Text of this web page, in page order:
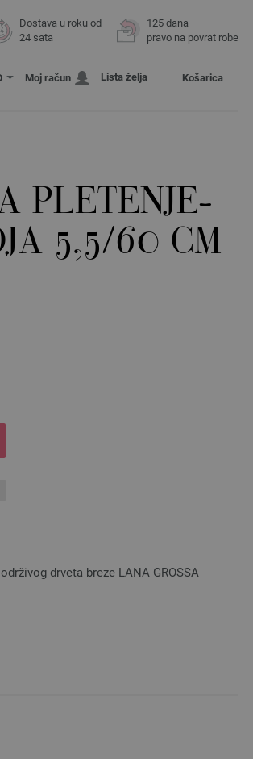
Dostava u roku od
24 sata
125 dana
pravo na povrat robe
Moj račun Lista želja Košarica
PLETENJE-
5,5/60 CM
drveta breze LANA GROSSA